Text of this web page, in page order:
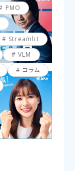
PMO
Streamlit
VLM
コラム